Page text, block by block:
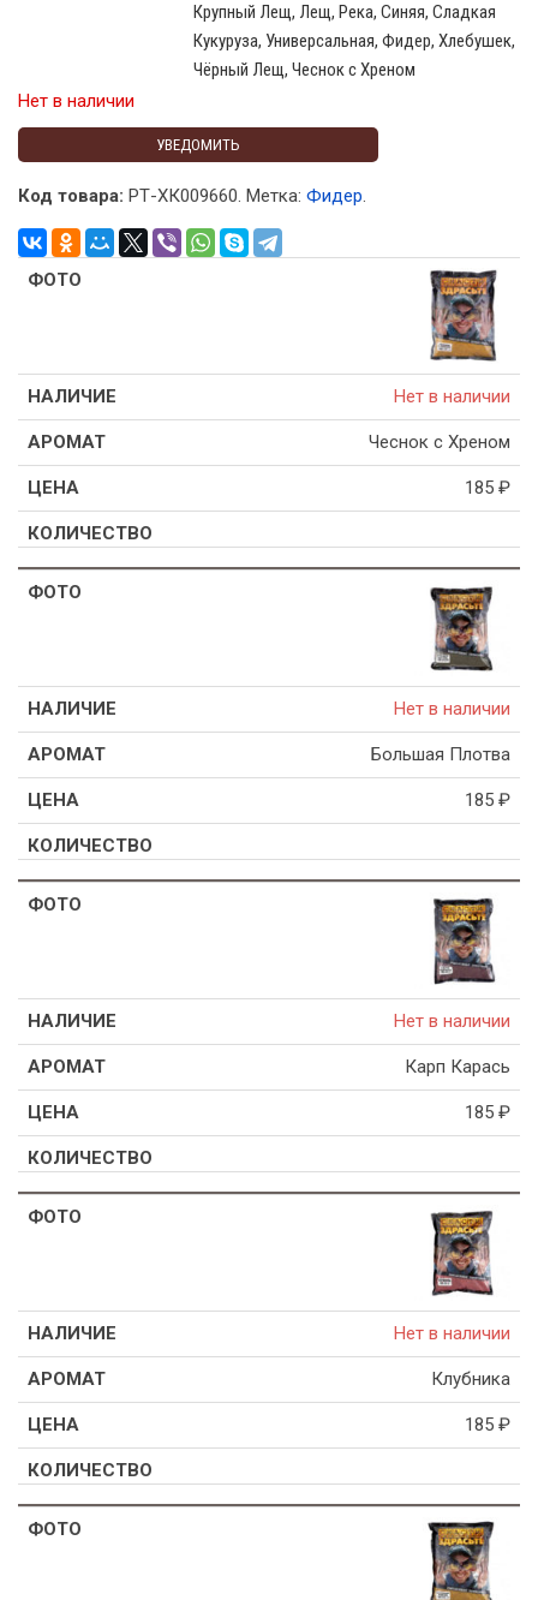
Крупный Лещ, Лещ, Река, Синяя, Сладкая
Кукуруза, Универсальная, Фидер, Хлебушек,
Чёрный Лещ, Чеснок с Хреном
Нет в наличии
УВЕДОМИТЬ
Код товара: РТ-ХК009660. Метка: Фидер.
Нет в наличии
Чеснок с Хреном
185 ₽
Нет в наличии
Большая Плотва
185 ₽
Нет в наличии
Карп Карась
185 ₽
Нет в наличии
Клубника
185 ₽